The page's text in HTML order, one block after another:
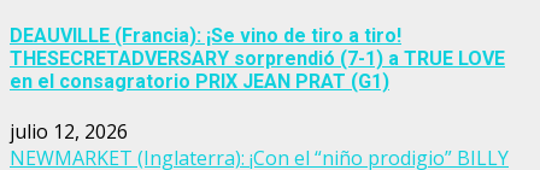
DEAUVILLE (Francia): ¡Se vino de tiro a tiro!
THESECRETADVERSARY sorprendió (7-1) a TRUE LOVE
en el consagratorio PRIX JEAN PRAT (G1)
julio 12, 2026
NEWMARKET (Inglaterra): ¡Con el “niño prodigio” BILLY